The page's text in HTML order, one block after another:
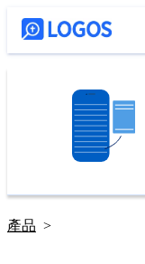
產品 >